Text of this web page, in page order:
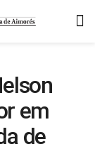
em
de